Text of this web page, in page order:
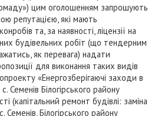
цим оголошенням запрошують
репутацією, які мають
та, за наявності, ліцензії на
будівельних робіт (що тендерним
як перевага) надати
для виконання таких видів
«Енергозберігаючі заходи в
Семенів Білогірського району
(капітальний ремонт будівлі: заміна
Семенів, Білогірського району